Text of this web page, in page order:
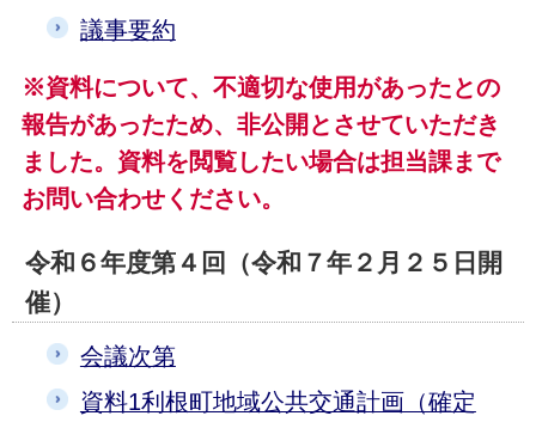
議事要約
※資料について、不適切な使用があったとの
報告があったため、非公開とさせていただき
ました。資料を閲覧したい場合は担当課まで
お問い合わせください。
令和６年度第４回（令和７年２月２５日開
催）
会議次第
資料1利根町地域公共交通計画（確定